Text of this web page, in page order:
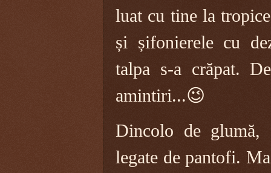
luat cu tine la
și șifonierele cu
talpa s-a crăpat.
amintiri...😉
Dincolo de glumă,
legate de pantofi.